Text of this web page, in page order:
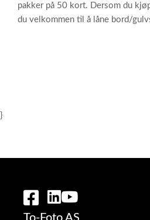
pakker på 50 kort. Dersom du
du velkommen til å låne bord/
}
To-Foto AS